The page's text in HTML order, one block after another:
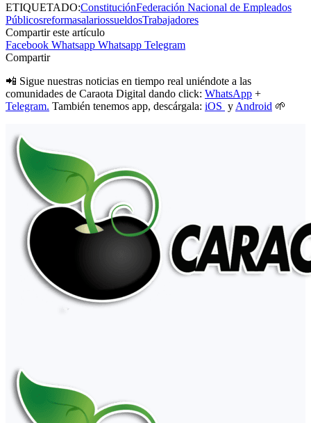
ETIQUETADO:ConstituciónFederación Nacional de Empleados
PúblicosreformasalariossueldosTrabajadores
Compartir este artículo
Facebook Whatsapp Whatsapp Telegram
Compartir
📲 Sigue nuestras noticias en tiempo real uniéndote a las
comunidades de Caraota Digital dando click: WhatsApp +
Telegram. También tenemos app, descárgala: iOS y Android 🌱